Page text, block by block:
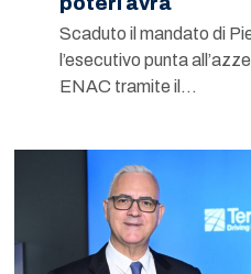
Scaduto il mandato di
l’esecutivo punta
ENAC tramite il…